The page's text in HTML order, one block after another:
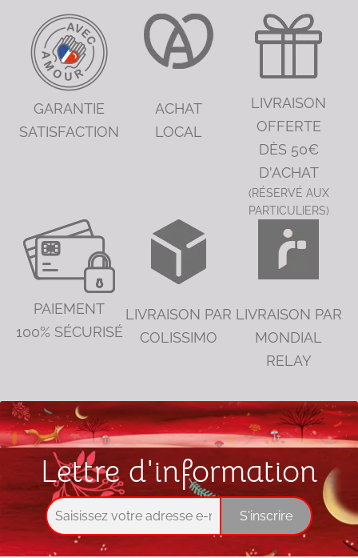
GARANTIE
SATISFACTION
ACHAT
LOCAL
LIVRAISON
OFFERTE
DÈS 50€
D'ACHAT
(RÉSERVÉ AUX
PARTICULIERS)
PAIEMENT
100% SÉCURISÉ
LIVRAISON PAR
COLISSIMO
LIVRAISON PAR
MONDIAL
RELAY
Lettre d'information
S'inscrire